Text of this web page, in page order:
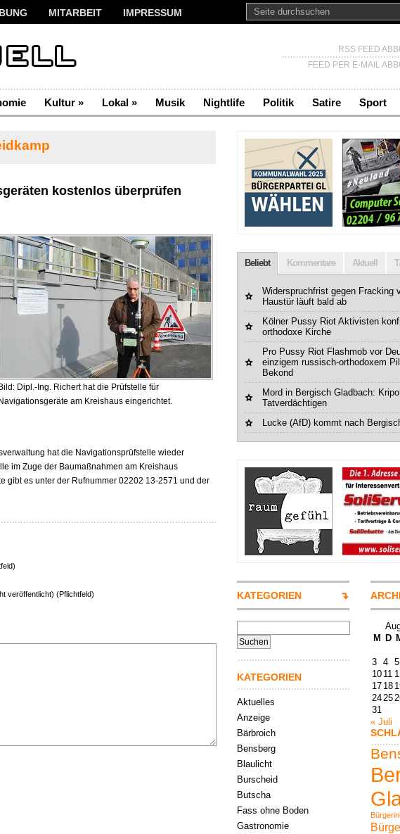
MITARBEIT IMPRESSUM
RSS FEED
FEED PER E-MAIL
Kultur » Lokal » Musik Nightlife Politik Satire Sport
kostenlos überprüfen
Bild: Dipl.-Ing. Richert hat die Prüfstelle für
Navigationsgeräte am Kreishaus eingerichtet.
hat die Navigationsprüfstelle wieder
im Zuge der Baumaßnahmen am Kreishaus
gibt es unter der Rufnummer 02202 13-2571 und der
veröffentlicht) (Pflichtfeld)
Beliebt Kommentare Aktuell
Widerspruchfrist gegen Fracking
Haustür läuft bald ab
Kölner Pussy Riot Aktivisten
orthodoxe Kirche
Pro Pussy Riot Flashmob vor
einzigem russisch-orthodoxem
Bekond
Mord in Bergisch Gladbach:
Tatverdächtigen
Lucke (AfD) kommt nach
KATEGORIEN
nach:
KATEGORIEN
Aktuelles
Anzeige
Bärbroich
Bensberg
Blaulicht
Burscheid
Butscha
Fass ohne Boden
Gastronomie
M
D
3 4 5
10 11
17 18
2425
31
« Juli